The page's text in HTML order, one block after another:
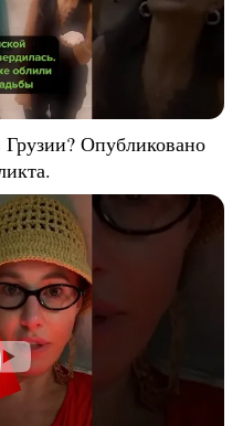
Опубликовано